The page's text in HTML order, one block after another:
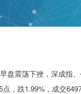
盘震荡下挫，深成指
，跌1.99%，成交